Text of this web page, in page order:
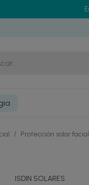
/ Protección solar facial
ISDIN SOLARES